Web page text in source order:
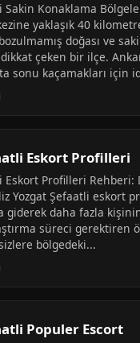
Sakin Konaklama
yaklaşık 40
doğası ve
çeken bir ilçe.
sonu kaçamakları için
Eskort Profilleri
Eskort Profilleri Rehberi:
Yozgat Şefaatli eskort
giderek daha fazla
süreci gerektiren
bölgedeki...
Populer Escort